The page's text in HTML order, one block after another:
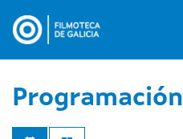
contido
Programación